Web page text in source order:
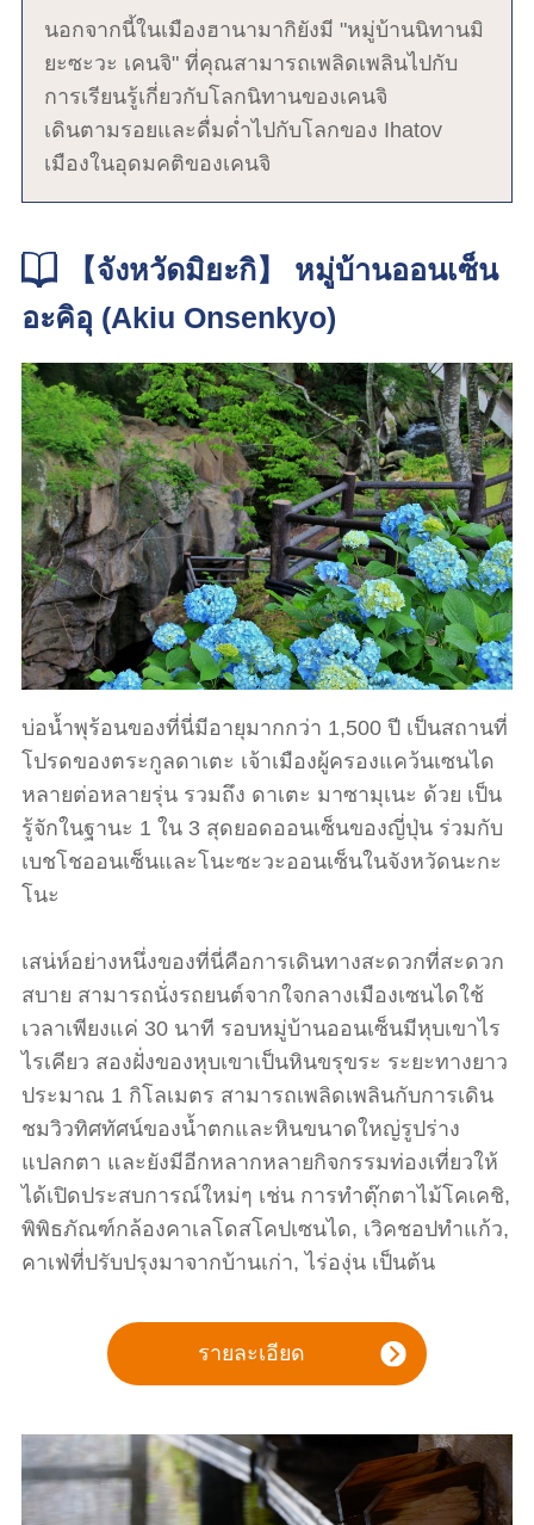
นอกจากนี้ในเมืองฮานามากิยังมี "หมู่บ้านนิทานมิ
ยะซะวะ เคนจิ" ที่คุณสามารถเพลิดเพลินไปกับ
การเรียนรู้เกี่ยวกับโลกนิทานของเคนจิ
เดินตามรอยและดื่มด่ำไปกับโลกของ Ihatov
เมืองในอุดมคติของเคนจิ
【จังหวัดมิยะกิ】 หมู่บ้านออนเซ็น
อะคิอุ (Akiu Onsenkyo)
บ่อน้ำพุร้อนของที่นี่มีอายุมากกว่า 1,500 ปี เป็นสถานที่
โปรดของตระกูลดาเตะ เจ้าเมืองผู้ครองแคว้นเซนได
หลายต่อหลายรุ่น รวมถึง ดาเตะ มาซามุเนะ ด้วย เป็น
รู้จักในฐานะ 1 ใน 3 สุดยอดออนเซ็นของญี่ปุ่น ร่วมกับ
เบชโชออนเซ็นและโนะซะวะออนเซ็นในจังหวัดนะกะ
โนะ
เสน่ห์อย่างหนึ่งของที่นี่คือการเดินทางสะดวกที่สะดวก
สบาย สามารถนั่งรถยนต์จากใจกลางเมืองเซนไดใช้
เวลาเพียงแค่ 30 นาที รอบหมู่บ้านออนเซ็นมีหุบเขาไร
ไรเคียว สองฝั่งของหุบเขาเป็นหินขรุขระ ระยะทางยาว
ประมาณ 1 กิโลเมตร สามารถเพลิดเพลินกับการเดิน
ชมวิวทิศทัศน์ของน้ำตกและหินขนาดใหญ่รูปร่าง
แปลกตา และยังมีอีกหลากหลายกิจกรรมท่องเที่ยวให้
ได้เปิดประสบการณ์ใหม่ๆ เช่น การทำตุ๊กตาไม้โคเคชิ,
พิพิธภัณฑ์กล้องคาเลโดสโคปเซนได, เวิคชอปทำแก้ว,
คาเฟ่ที่ปรับปรุงมาจากบ้านเก่า, ไร่องุ่น เป็นต้น
รายละเอียด